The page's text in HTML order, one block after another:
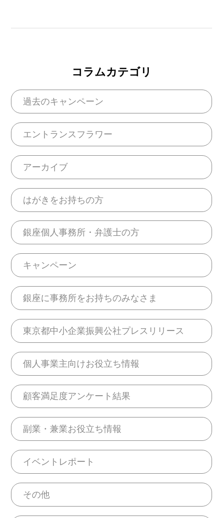
コラムカテゴリ
過去のキャンペーン
エントランスフラワー
アーカイブ
はがきをお持ちの方
銀座個人事務所・弁護士の方
キャンペーン
銀座に事務所をお持ちのみなさま
東京都中小企業振興公社プレスリリース
個人事業主向けお役立ち情報
顧客満足度アンケート結果
副業・兼業お役立ち情報
イベントレポート
その他